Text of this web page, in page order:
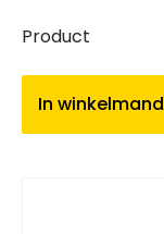
Product
In winkelmand